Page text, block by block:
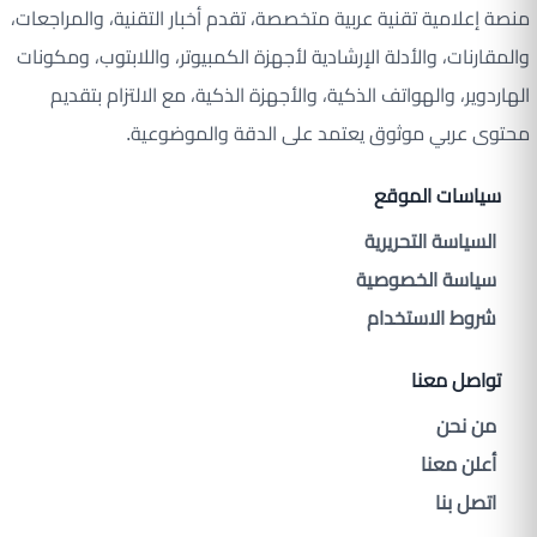
منصة إعلامية تقنية عربية متخصصة، تقدم أخبار التقنية، والمراجعات،
والمقارنات، والأدلة الإرشادية لأجهزة الكمبيوتر، واللابتوب، ومكونات
الهاردوير، والهواتف الذكية، والأجهزة الذكية، مع الالتزام بتقديم
محتوى عربي موثوق يعتمد على الدقة والموضوعية.
سياسات الموقع
السياسة التحريرية
سياسة الخصوصية
شروط الاستخدام
تواصل معنا
من نحن
أعلن معنا
اتصل بنا